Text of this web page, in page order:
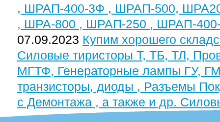
, ШРАП-400-3Ф , ШРАП-500,
, ШРА-800 , ШРАП-250 , ШРАП-
07.09.2023 Купим хорошего
Силовые тиристоры Т, ТБ, ТЛ,
МГТФ, Генераторные лампы ГУ,
транзисторы, диоды , Разъемы
с Демонтажа , а также и др.